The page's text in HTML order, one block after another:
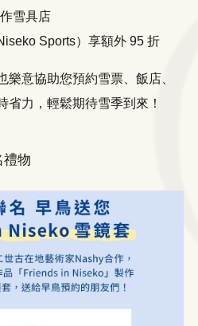
雪具店
Sports）享額外 95 折
樂意協助您預約雪票、飯店、
省力，輕鬆期待雪季到來！
禮物